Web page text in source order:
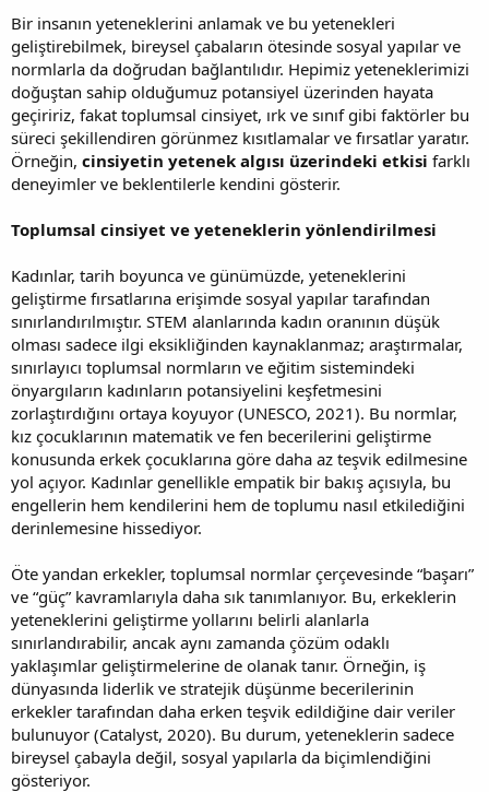
a
n
i
h
i
Bir insanın yeteneklerini anlamak ve bu yetenekleri
geliştirebilmek, bireysel çabaların ötesinde sosyal yapılar ve
normlarla da doğrudan bağlantılıdır. Hepimiz yeteneklerimizi
doğuştan sahip olduğumuz potansiyel üzerinden hayata
geçiririz, fakat toplumsal cinsiyet, ırk ve sınıf gibi faktörler bu
süreci şekillendiren görünmez kısıtlamalar ve fırsatlar yaratır.
Örneğin, cinsiyetin yetenek algısı üzerindeki etkisi farklı
deneyimler ve beklentilerle kendini gösterir.
Toplumsal cinsiyet ve yeteneklerin yönlendirilmesi
Kadınlar, tarih boyunca ve günümüzde, yeteneklerini
geliştirme fırsatlarına erişimde sosyal yapılar tarafından
sınırlandırılmıştır. STEM alanlarında kadın oranının düşük
olması sadece ilgi eksikliğinden kaynaklanmaz; araştırmalar,
sınırlayıcı toplumsal normların ve eğitim sistemindeki
önyargıların kadınların potansiyelini keşfetmesini
zorlaştırdığını ortaya koyuyor (UNESCO, 2021). Bu normlar,
kız çocuklarının matematik ve fen becerilerini geliştirme
konusunda erkek çocuklarına göre daha az teşvik edilmesine
yol açıyor. Kadınlar genellikle empatik bir bakış açısıyla, bu
engellerin hem kendilerini hem de toplumu nasıl etkilediğini
derinlemesine hissediyor.
Öte yandan erkekler, toplumsal normlar çerçevesinde “başarı”
ve “güç” kavramlarıyla daha sık tanımlanıyor. Bu, erkeklerin
yeteneklerini geliştirme yollarını belirli alanlarla
sınırlandırabilir, ancak aynı zamanda çözüm odaklı
yaklaşımlar geliştirmelerine de olanak tanır. Örneğin, iş
dünyasında liderlik ve stratejik düşünme becerilerinin
erkekler tarafından daha erken teşvik edildiğine dair veriler
bulunuyor (Catalyst, 2020). Bu durum, yeteneklerin sadece
bireysel çabayla değil, sosyal yapılarla da biçimlendiğini
gösteriyor.